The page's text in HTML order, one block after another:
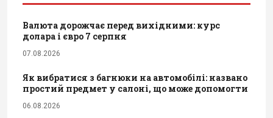
Валюта дорожчає перед вихідними: курс
долара і євро 7 серпня
07.08.2026
Як вибратися з багнюки на автомобілі: названо
простий предмет у салоні, що може допомогти
06.08.2026